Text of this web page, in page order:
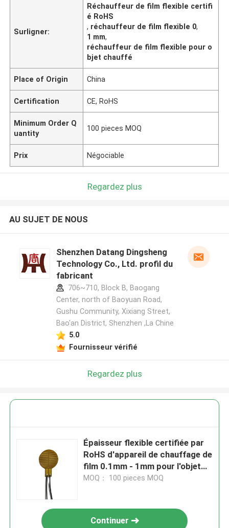
Surligner:
Réchauffeur de film flexible certifi
é RoHS
, réchauffeur de film flexible 0,
1 mm,
réchauffeur de film flexible pour o
bjet chauffé
Place of Origin China
Certification CE, RoHS
Minimum Order Q
uantity
100 pieces MOQ
Prix Négociable
Regardez plus
AU SUJET DE NOUS
Shenzhen Datang Dingsheng
Technology Co., Ltd. profil du
fabricant
706~710, Block B, Baogang
Center, north of Baoyuan Road,
Gushu Community, Xixiang Street,
Bao'an District, Shenzhen ,La Chine
5.0
Fournisseur vérifié
Regardez plus
Épaisseur flexible certifiée par
RoHS d'appareil de chauffage de
film 0.1mm - 1mm pour l'objet
de chauffage
MOQ： 100 pieces MOQ
Continuer